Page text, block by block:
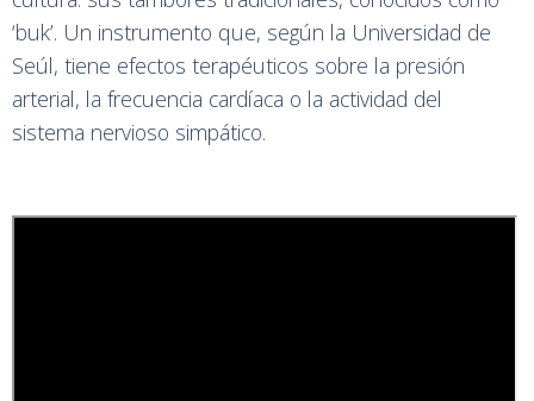
‘buk’. Un instrumento que, según la Universidad de
Seúl, tiene efectos terapéuticos sobre la presión
arterial, la frecuencia cardíaca o la actividad del
sistema nervioso simpático.